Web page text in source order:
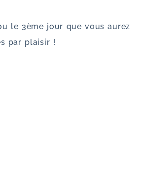
le 3ème jour que vous aurez
par plaisir !